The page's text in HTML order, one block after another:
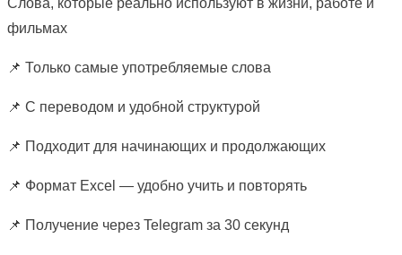
Слова, которые реально используют в жизни, работе и
фильмах
📌 Только самые употребляемые слова
📌 С переводом и удобной структурой
📌 Подходит для начинающих и продолжающих
📌 Формат Excel — удобно учить и повторять
📌 Получение через Telegram за 30 секунд